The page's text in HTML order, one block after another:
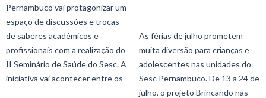
Pernambuco vai protagonizar um
espaço de discussões e trocas
de saberes acadêmicos e
profissionais com a realização do
II Seminário de Saúde do Sesc. A
iniciativa vai acontecer entre os
As férias de julho prometem
muita diversão para crianças e
adolescentes nas unidades do
Sesc Pernambuco. De 13 a 24 de
julho, o projeto Brincando nas